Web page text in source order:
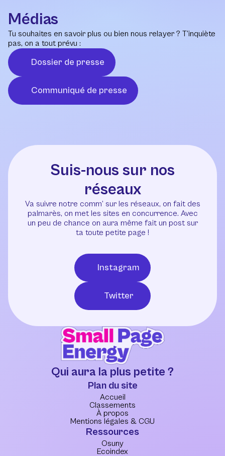
Médias
Tu souhaites en savoir plus ou bien nous relayer ? T’inquiète
pas, on a tout prévu :
Dossier de presse
Communiqué de presse
Suis-nous sur nos
réseaux
Va suivre notre comm’ sur les réseaux, on fait des
palmarès, on met les sites en concurrence. Avec
un peu de chance on aura même fait un post sur
ta toute petite page !
Instagram
Twitter
Qui aura la plus petite ?
Plan du site
Accueil
Classements
À propos
Mentions légales & CGU
Ressources
Osuny
Ecoindex